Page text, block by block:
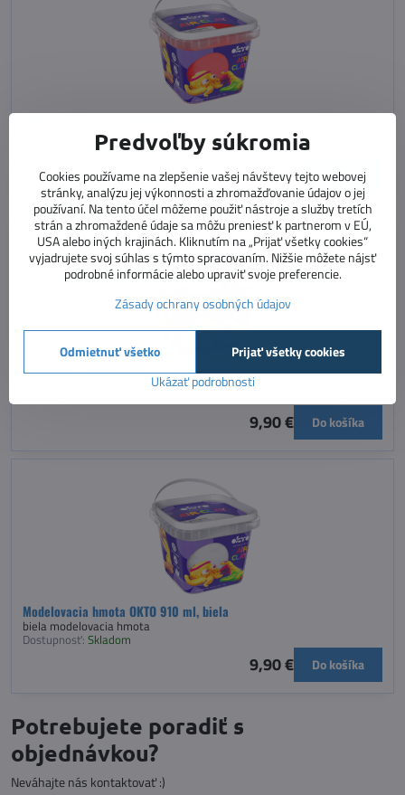
červená modelovacia hmota
Momentálne vypredané
9,90 € Zobraziť
Modelovacia hmota OKTO 910 ml, fialová
fialová modelovacia hmota
9,90 € Do košíka
Modelovacia hmota OKTO 910 ml, biela
biela modelovacia hmota
Dostupnosť: Skladom
9,90 € Do košíka
Potrebujete poradiť s
objednávkou?
Neváhajte nás kontaktovať :)
Predvoľby súkromia
Cookies používame na zlepšenie vašej návštevy tejto webovej
stránky, analýzu jej výkonnosti a zhromažďovanie údajov o jej
používaní. Na tento účel môžeme použiť nástroje a služby tretích
strán a zhromaždené údaje sa môžu preniesť k partnerom v EÚ,
USA alebo iných krajinách. Kliknutím na „Prijať všetky cookies“
vyjadrujete svoj súhlas s týmto spracovaním. Nižšie môžete nájsť
podrobné informácie alebo upraviť svoje preferencie.
Zásady ochrany osobných údajov
Ukázať podrobnosti
Prijať všetky cookies
Odmietnuť všetko